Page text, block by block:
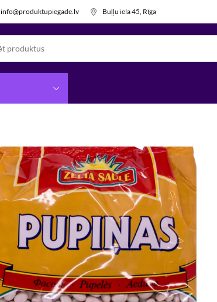
info@produktupiegade.lv Buļļu iela 45, Rīga